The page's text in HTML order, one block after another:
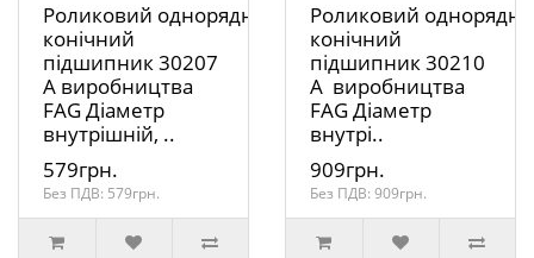
Роликовий однорядний
конічний
підшипник 30207
A виробництва
FAG Діаметр
внутрішній, ..
579грн.
Без ПДВ: 579грн.
Роликовий
конічний
підшипник 30210
A виробництва
FAG Діаметр
внутрі..
909грн.
Без ПДВ: 909грн.